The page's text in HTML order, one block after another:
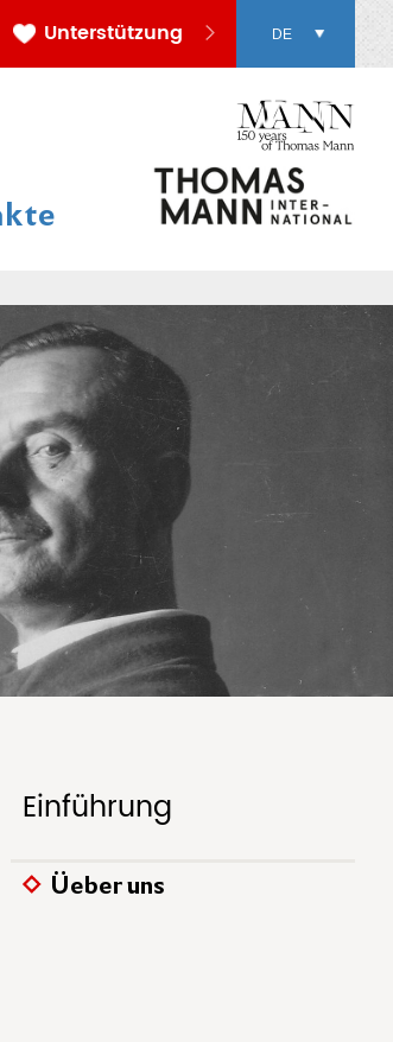
Unterstützung DE
Einführung
Üeber uns